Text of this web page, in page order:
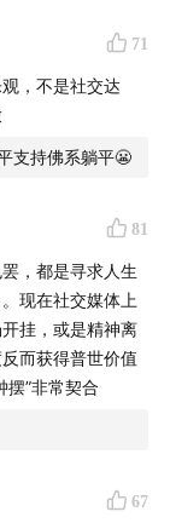
71
，不是社交达
支持佛系躺平😬
81
，都是寻求人生
现在社交媒体上
挂，或是精神离
而获得普世价值
摆”非常契合
67